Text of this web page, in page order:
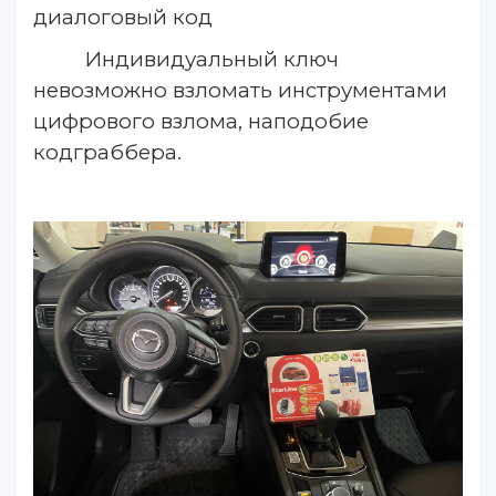
диалоговый код
Индивидуальный ключ
невозможно взломать инструментами
цифрового взлома, наподобие
кодграббера.